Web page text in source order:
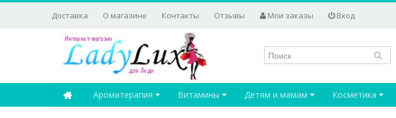
Доставка О магазине Контакты Отзывы Мои заказы Вход
Ароматерапия Витамины Детям и мамам Косметика